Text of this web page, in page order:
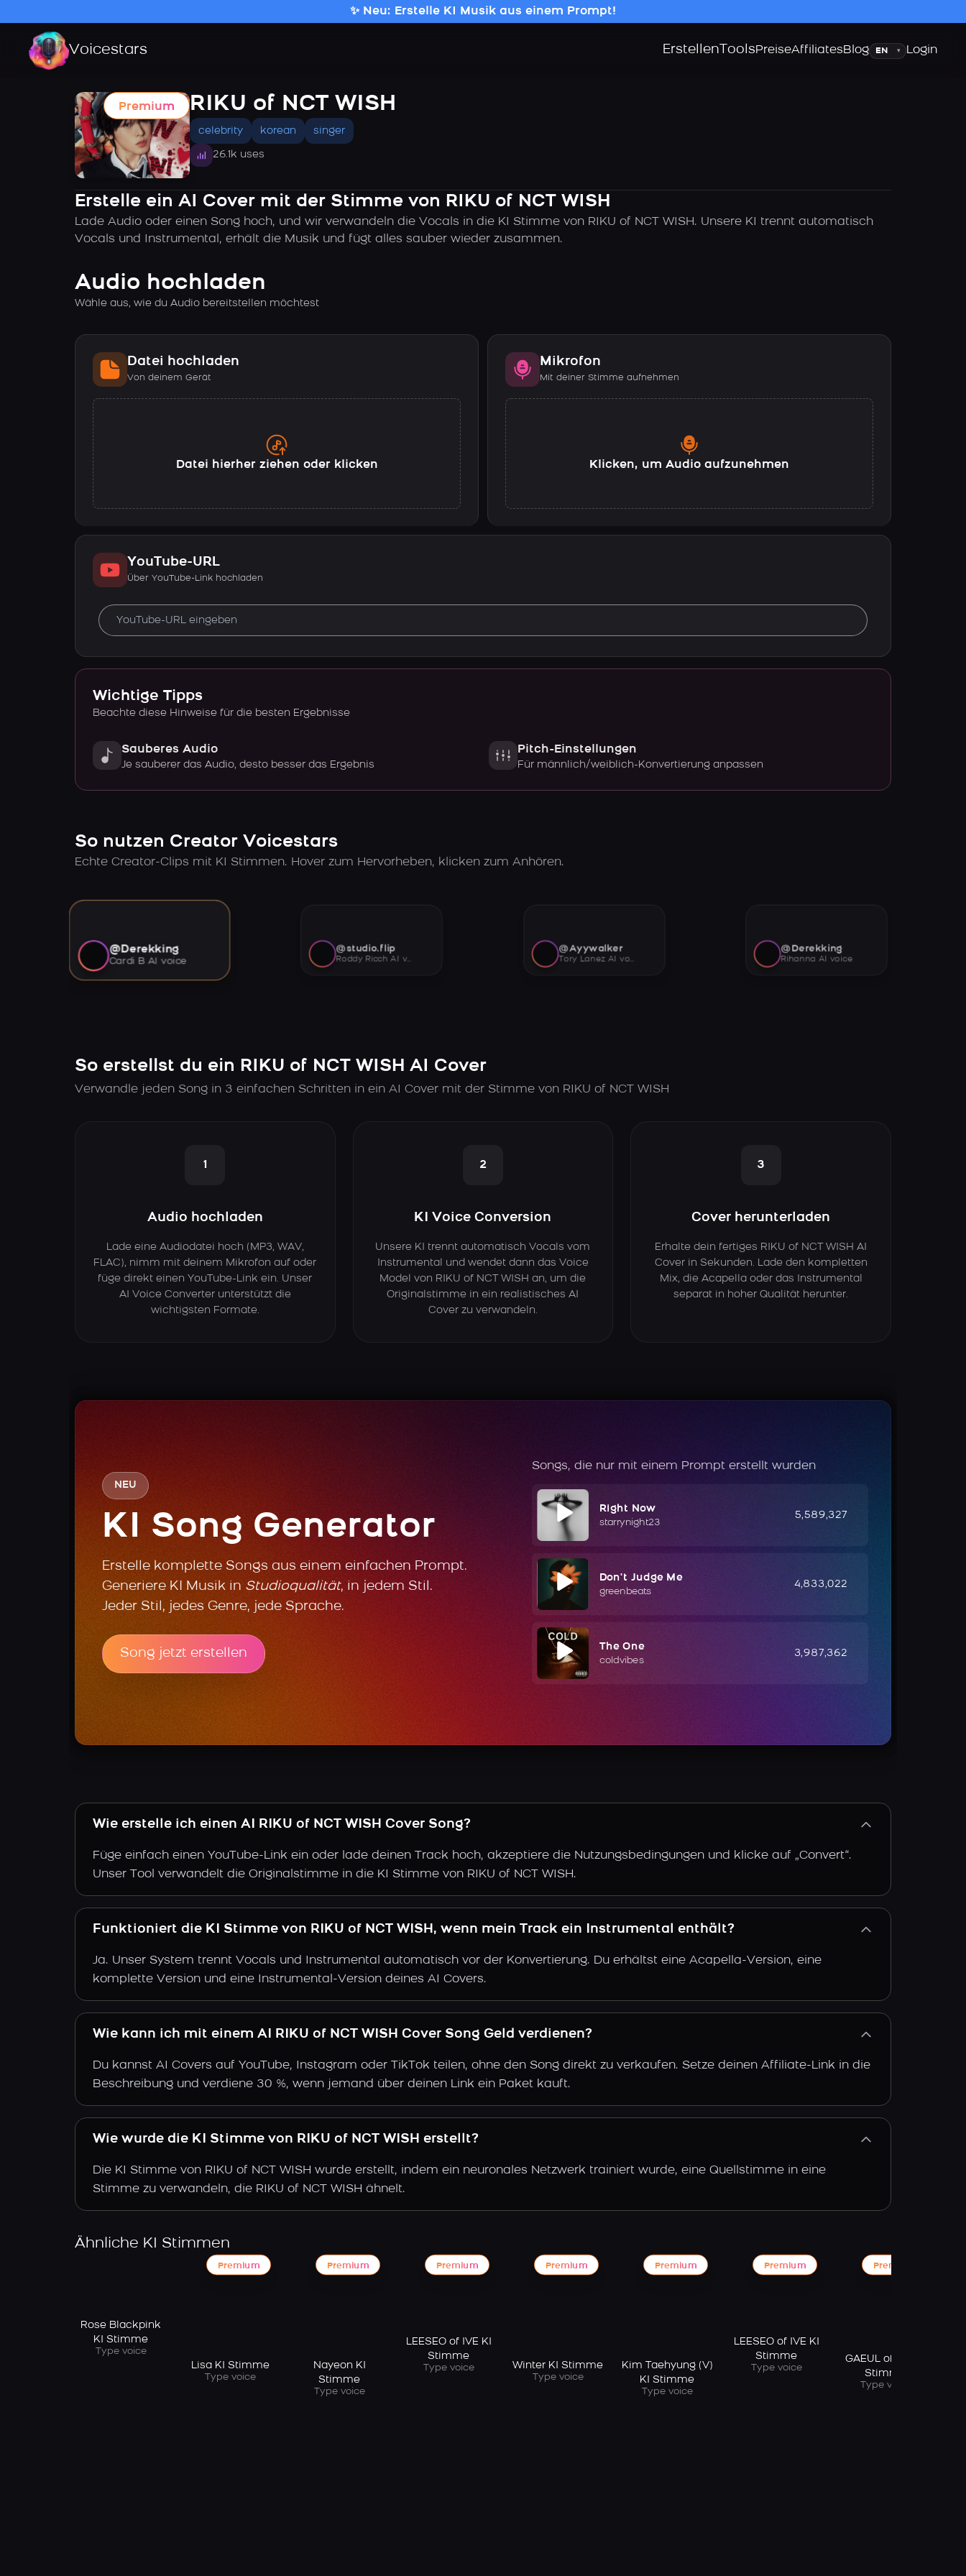
✨ Neu: Erstelle KI Musik aus einem Prompt!
Voicestars Erstellen ToolsPreiseAffiliatesBlogSprache
▾ Login
Premium RIKU of NCT WISH
celebrity korean singer
26.1k uses
Erstelle ein AI Cover mit der Stimme von RIKU of NCT WISH
Lade Audio oder einen Song hoch, und wir verwandeln die Vocals in die KI Stimme von RIKU of NCT WISH. Unsere KI trennt automatisch
Vocals und Instrumental, erhält die Musik und fügt alles sauber wieder zusammen.
Audio hochladen
Wähle aus, wie du Audio bereitstellen möchtest
Datei hochladen
Von deinem Gerät
Datei hierher ziehen oder klicken
Mikrofon
Mit deiner Stimme aufnehmen
Klicken, um Audio aufzunehmen
YouTube-URL
Über YouTube-Link hochladen
Wichtige Tipps
Beachte diese Hinweise für die besten Ergebnisse
Sauberes Audio
Je sauberer das Audio, desto besser das Ergebnis
Pitch-Einstellungen
Für männlich/weiblich-Konvertierung anpassen
So nutzen Creator Voicestars
Echte Creator-Clips mit KI Stimmen. Hover zum Hervorheben, klicken zum Anhören.
@Derekking
Cardi B AI voice
@studio.flip
Roddy Ricch AI voice
@Ayywalker
Tory Lanez AI voice
@Derekking
Rihanna AI voice
So erstellst du ein RIKU of NCT WISH AI Cover
Verwandle jeden Song in 3 einfachen Schritten in ein AI Cover mit der Stimme von RIKU of NCT WISH
1
Audio hochladen
Lade eine Audiodatei hoch (MP3, WAV,
FLAC), nimm mit deinem Mikrofon auf oder
füge direkt einen YouTube-Link ein. Unser
AI Voice Converter unterstützt die
wichtigsten Formate.
2
KI Voice Conversion
Unsere KI trennt automatisch Vocals vom
Instrumental und wendet dann das Voice
Model von RIKU of NCT WISH an, um die
Originalstimme in ein realistisches AI
Cover zu verwandeln.
3
Cover herunterladen
Erhalte dein fertiges RIKU of NCT WISH AI
Cover in Sekunden. Lade den kompletten
Mix, die Acapella oder das Instrumental
separat in hoher Qualität herunter.
NEU
KI Song Generator
Erstelle komplette Songs aus einem einfachen Prompt.
Generiere KI Musik in Studioqualität, in jedem Stil.
Jeder Stil, jedes Genre, jede Sprache.
Song jetzt erstellen
Songs, die nur mit einem Prompt erstellt wurden
Right Now
starrynight23
5,589,327
Don't Judge Me
greenbeats
4,833,022
The One
coldvibes
3,987,362
Wie erstelle ich einen AI RIKU of NCT WISH Cover Song?
Füge einfach einen YouTube-Link ein oder lade deinen Track hoch, akzeptiere die Nutzungsbedingungen und klicke auf „Convert“.
Unser Tool verwandelt die Originalstimme in die KI Stimme von RIKU of NCT WISH.
Funktioniert die KI Stimme von RIKU of NCT WISH, wenn mein Track ein Instrumental enthält?
Ja. Unser System trennt Vocals und Instrumental automatisch vor der Konvertierung. Du erhältst eine Acapella-Version, eine
komplette Version und eine Instrumental-Version deines AI Covers.
Wie kann ich mit einem AI RIKU of NCT WISH Cover Song Geld verdienen?
Du kannst AI Covers auf YouTube, Instagram oder TikTok teilen, ohne den Song direkt zu verkaufen. Setze deinen Affiliate-Link in die
Beschreibung und verdiene 30 %, wenn jemand über deinen Link ein Paket kauft.
Wie wurde die KI Stimme von RIKU of NCT WISH erstellt?
Die KI Stimme von RIKU of NCT WISH wurde erstellt, indem ein neuronales Netzwerk trainiert wurde, eine Quellstimme in eine
Stimme zu verwandeln, die RIKU of NCT WISH ähnelt.
Ähnliche KI Stimmen
Rose Blackpink
KI Stimme
Type voice
Premium
Lisa KI Stimme
Type voice
Premium
Nayeon KI
Stimme
Type voice
Premium
LEESEO of IVE KI
Stimme
Type voice
Premium
Winter KI Stimme
Type voice
Premium
Kim Taehyung (V)
KI Stimme
Type voice
Premium
LEESEO of IVE KI
Stimme
Type voice
Premium
GAEUL of IVE KI
Stimme
Type voice